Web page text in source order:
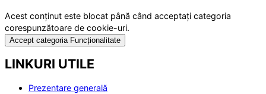
Acest conținut este blocat până când acceptați categoria
corespunzătoare de cookie-uri.
Accept categoria Funcționalitate
LINKURI UTILE
Prezentare generală